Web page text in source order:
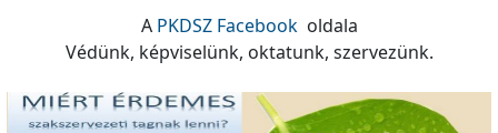
A PKDSZ Facebook oldala
Védünk, képviselünk, oktatunk, szervezünk.